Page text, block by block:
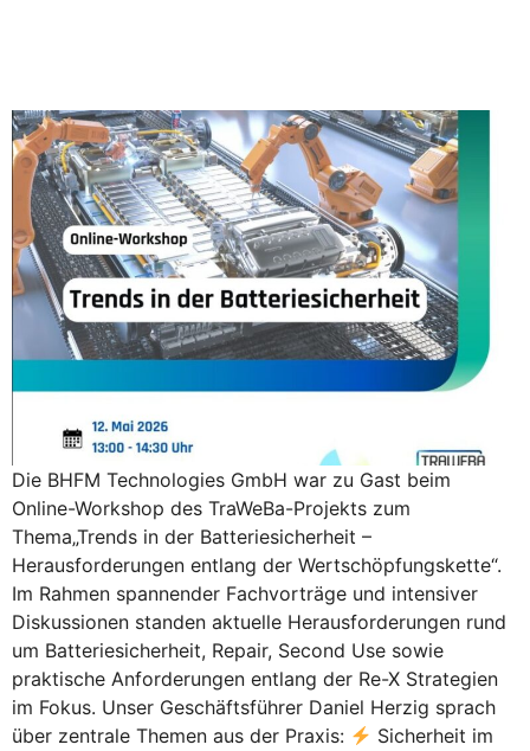
Die BHFM Technologies GmbH war zu Gast beim
Online-Workshop des TraWeBa-Projekts zum
Thema„Trends in der Batteriesicherheit –
Herausforderungen entlang der Wertschöpfungskette“.
Im Rahmen spannender Fachvorträge und intensiver
Diskussionen standen aktuelle Herausforderungen rund
um Batteriesicherheit, Repair, Second Use sowie
praktische Anforderungen entlang der Re-X Strategien
im Fokus. Unser Geschäftsführer Daniel Herzig sprach
über zentrale Themen aus der Praxis:
Sicherheit im